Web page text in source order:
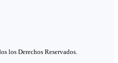
los Derechos Reservados.